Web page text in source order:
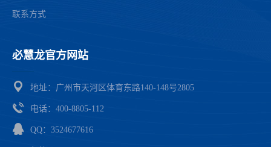
联系方式
必慧龙官方网站
地址：广州市天河区体育东路140-148号2805
电话：400-8805-112
QQ：3524677616